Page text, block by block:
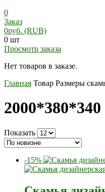
0
Заказ
0руб. (RUB)
0 шт
Просмотр заказа
Нет товаров в заказе.
Главная Товар Размеры
2000*380*340
Показать
-15%